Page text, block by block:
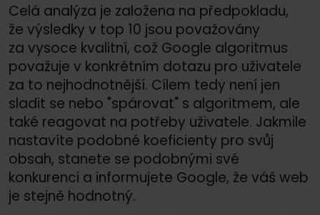
Celá analýza je založena na předpokladu,
že výsledky v top 10 jsou považovány
za vysoce kvalitní, což Google algoritmus
považuje v konkrétním dotazu pro uživatele
za to nejhodnotnější. Cílem tedy není jen
sladit se nebo "spárovat" s algoritmem, ale
také reagovat na potřeby uživatele. Jakmile
nastavíte podobné koeficienty pro svůj
obsah, stanete se podobnými své
konkurenci a informujete Google, že váš web
je stejně hodnotný.